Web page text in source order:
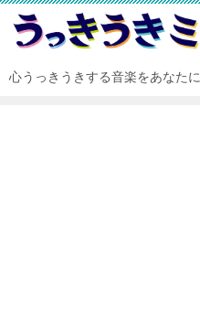
心うっきうきする音楽をあなたに